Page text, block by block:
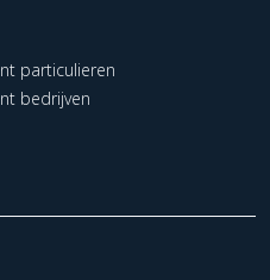
particulieren
bedrijven